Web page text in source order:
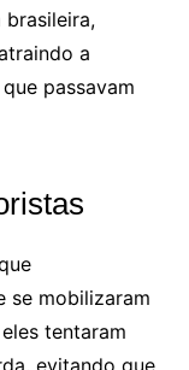
brasileira,
a
passavam
se mobilizaram
tentaram
evitando que